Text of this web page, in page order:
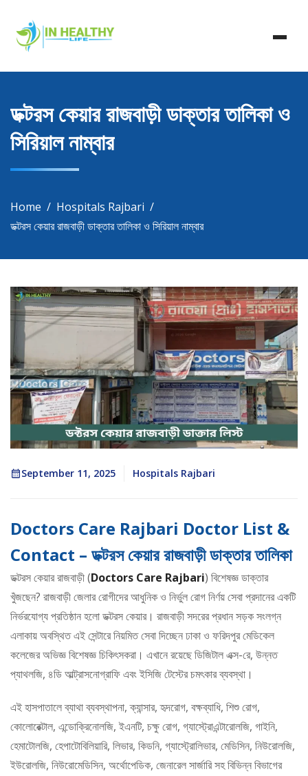
content
In Healthy Life
In Healthy Life, Healthy Life, Health Life, Doctor List,
Doctor Listing
ডক্টরস কেয়ার রাজবাড়ী ডাক্তার তালিকা ও
সিরিয়াল নাম্বার
Home
Hospitals Rajbari
ডক্টরস কেয়ার রাজবাড়ী ডাক্তার তালিকা ও সিরিয়াল নাম্বার
September 11, 2025 Hospitals Rajbari
Doctors Care Rajbari Doctor List &
Contact – ডক্টরস কেয়ার রাজবাড়ী ডাক্তার তালিকা
ডক্টরস কেয়ার রাজবাড়ী (Doctors Care Rajbari) বিশেষজ্ঞ ডাক্তার
খুঁজছেন? রাজবাড়ী জেলার রোগীদের আধুনিক ও নির্ভুল রোগ নির্ণয় সেবা প্রদানের একটি
নির্ভরযোগ্য প্রতিষ্ঠান হলো ডক্টরস কেয়ার। রাজবাড়ী সদরের প্রধান সড়ক সংলগ্ন
এলাকায় অবস্থিত এই সেন্টারে নিয়মিত সেবা দিচ্ছেন ঢাকা ও ফরিদপুর মেডিকেল
কলেজের অভিজ্ঞ বিশেষজ্ঞ চিকিৎসকরা। এখানে রয়েছে ডিজিটাল এক্স-রে, উন্নত
প্যাথলজি, ৪ডি আল্ট্রাসনোগ্রাফি এবং ইসিজি টেস্টের চমৎকার ব্যবস্থা।
এই হাসপাতালে ব্যাথা ব্যবস্থাপনা, ক্যান্সার, হৃদরোগ, বক্ষব্যাধি, শিশু রোগ,
কোলোরেক্টাল, এন্ডোক্রিনোলজি, ইএনটি, চক্ষু রোগ, গ্যাস্ট্রোএন্টারোলজি, গাইনি,
হেমাটোলজি, হেপাটোবিলিয়ারি, লিভার, কিডনি, গ্যাস্ট্রোলিভার, মেডিসিন, নিউরোলজি,
ইউরোলজি, নিউরোমেডিসিন, অর্থোপেডিক, জেনারেল সার্জারি সহ বিভিন্ন বিভাগের